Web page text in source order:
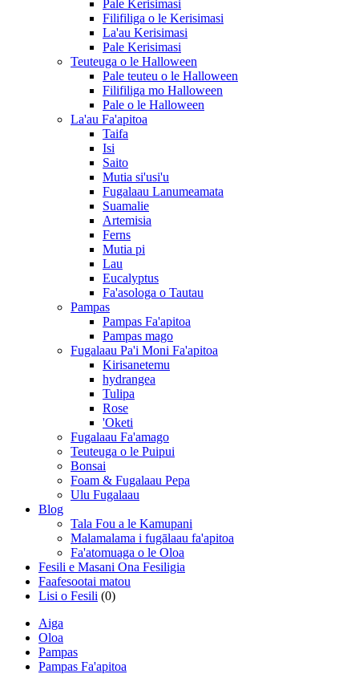
Pale Kerisimasi
Filifiliga o le Kerisimasi
La'au Kerisimasi
Pale Kerisimasi
Teuteuga o le Halloween
Pale teuteu o le Halloween
Filifiliga mo Halloween
Pale o le Halloween
La'au Fa'apitoa
Taifa
Isi
Saito
Mutia si'usi'u
Fugalaau Lanumeamata
Suamalie
Artemisia
Ferns
Mutia pi
Lau
Eucalyptus
Fa'asologa o Tautau
Pampas
Pampas Fa'apitoa
Pampas mago
Fugalaau Pa'i Moni Fa'apitoa
Kirisanetemu
hydrangea
Tulipa
Rose
'Oketi
Fugalaau Fa'amago
Teuteuga o le Puipui
Bonsai
Foam & Fugalaau Pepa
Ulu Fugalaau
Blog
Tala Fou a le Kamupani
Malamalama i fugālaau fa'apitoa
Fa'atomuaga o le Oloa
Fesili e Masani Ona Fesiligia
Faafesootai matou
Lisi o Fesili (0)
Aiga
Oloa
Pampas
Pampas Fa'apitoa